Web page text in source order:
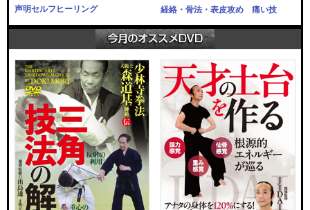
声明セルフヒーリング
経絡・骨法・表皮攻め 痛い技